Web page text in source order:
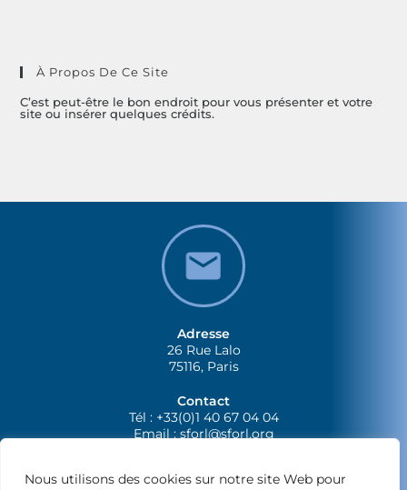
Nous utilisons des cookies sur notre site Web pour
À Propos De Ce Site
C’est peut-être le bon endroit pour vous présenter et votre
site ou insérer quelques crédits.
Adresse
26 Rue Lalo
75116, Paris
Contact
Tél : +33(0)1 40 67 04 04
Email :sforl@sforl.org